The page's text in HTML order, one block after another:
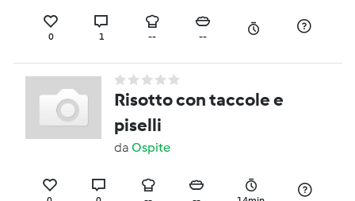
0 1 -- --
Risotto con taccole e
piselli
da Ospite